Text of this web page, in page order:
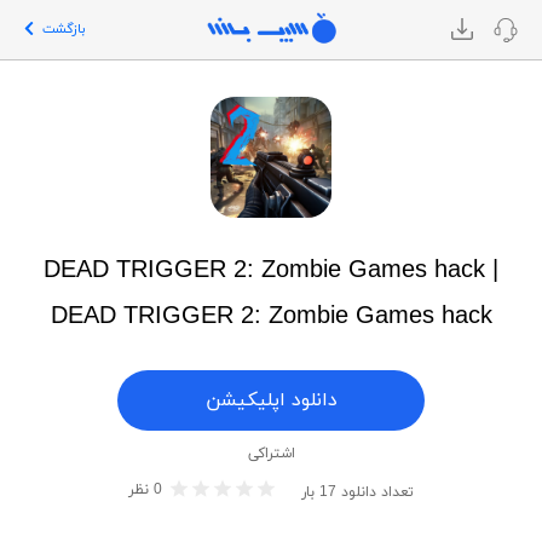
بازگشت
DEAD TRIGGER 2: Zombie Games hack |
DEAD TRIGGER 2: Zombie Games hack
دانلود اپلیکیشن
اشتراکی
تعداد دانلود 17 بار 0 نظر